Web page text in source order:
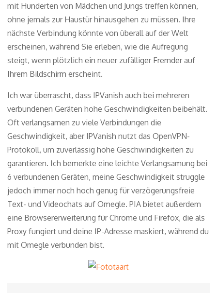
mit Hunderten von Mädchen und Jungs treffen können,
ohne jemals zur Haustür hinausgehen zu müssen. Ihre
nächste Verbindung könnte von überall auf der Welt
erscheinen, während Sie erleben, wie die Aufregung
steigt, wenn plötzlich ein neuer zufälliger Fremder auf
Ihrem Bildschirm erscheint.
Ich war überrascht, dass IPVanish auch bei mehreren
verbundenen Geräten hohe Geschwindigkeiten beibehält.
Oft verlangsamen zu viele Verbindungen die
Geschwindigkeit, aber IPVanish nutzt das OpenVPN-
Protokoll, um zuverlässig hohe Geschwindigkeiten zu
garantieren. Ich bemerkte eine leichte Verlangsamung bei
6 verbundenen Geräten, meine Geschwindigkeit struggle
jedoch immer noch hoch genug für verzögerungsfreie
Text- und Videochats auf Omegle. PIA bietet außerdem
eine Browsererweiterung für Chrome und Firefox, die als
Proxy fungiert und deine IP-Adresse maskiert, während du
mit Omegle verbunden bist.